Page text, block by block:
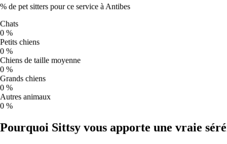
Ven 7
53
Modérée
O₃119
Sam
59
Modérée
O₃128
Dim
62
Mauvaise
Lun
67
% de pet sitters pour ce service à Antibes
Chats
0 %
Petits chiens
0 %
Chiens de taille moyenne
0 %
Grands chiens
0 %
Autres animaux
0 %
Pourquoi Sittsy vous apporte une vraie